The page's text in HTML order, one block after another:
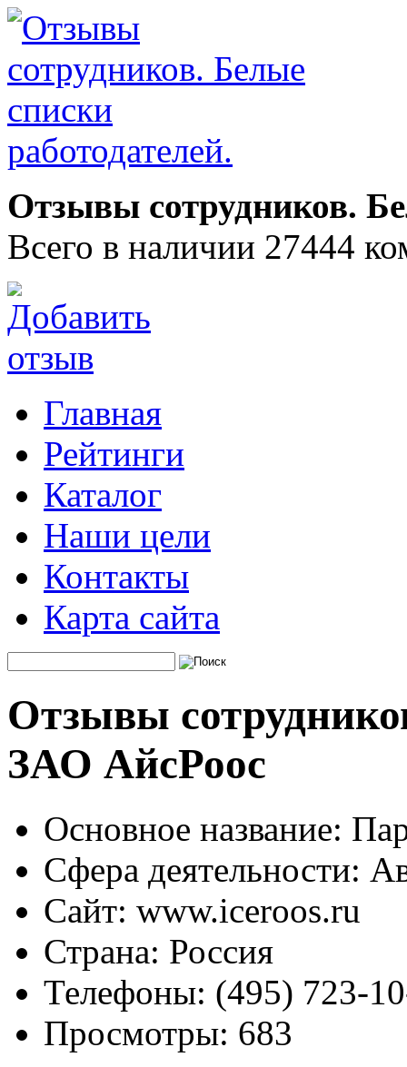
Отзывы сотрудников.
Всего в наличии 27444
Главная
Рейтинги
Каталог
Наши цели
Контакты
Карта сайта
Отзывы
ЗАО АйсРоос
Основное название:
Сфера деятельности:
Сайт: www.iceroos.ru
Страна: Россия
Телефоны: (495) 723-
Просмотры: 683